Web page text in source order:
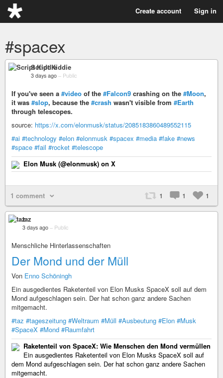
Create account Sign in
#spacex
Script Kiddie
3 days ago – Public
If you've seen a #video of the #Falcon9 crashing on the #Moon,
it was #slop, because the #crash wasn't visible from #Earth
through telescopes.
source: https://x.com/elonmusk/status/2085183860489552115
#ai #technology #elon #elonmusk #spacex #media #fake #news
#space #fail #rocket #telescope
Elon Musk (@elonmusk) on X
1 comment 1 1 1
taz
3 days ago – Public
Menschliche Hinterlassenschaften
Der Mond und der Müll
Von Enno Schöningh
Ein ausgedientes Raketenteil von Elon Musks SpaceX soll auf dem
Mond aufgeschlagen sein. Der hat schon ganz andere Sachen
mitgemacht.
#taz #tageszeitung #Weltraum #Müll #Ausbeutung #Elon #Musk
#SpaceX #Mond #Raumfahrt
Raketenteil von SpaceX: Wie Menschen den Mond vermüllen
Ein ausgedientes Raketenteil von Elon Musks SpaceX soll auf
dem Mond aufgeschlagen sein. Der hat schon ganz andere Sachen
mitgemacht.